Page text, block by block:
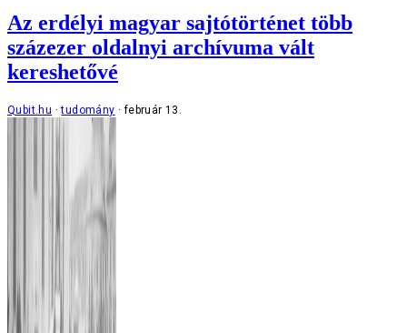
Az erdélyi magyar sajtótörténet több
százezer oldalnyi archívuma vált
kereshetővé
Qubit.hu tudomány február 13.